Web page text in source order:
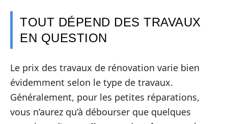
TOUT DÉPEND DES TRAVAUX
EN QUESTION
Le prix des travaux de rénovation varie bien
évidemment selon le type de travaux.
Généralement, pour les petites réparations,
vous n’aurez qu’à débourser que quelques